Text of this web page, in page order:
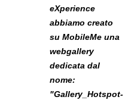
eXperience
abbiamo creato
su MobileMe una
webgallery
dedicata dal
nome:
"Gallery_Hotspot-